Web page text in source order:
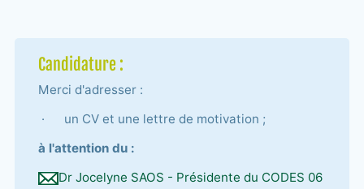
Candidature :
Merci d'adresser :
·
un CV et une lettre de motivation ;
à l'attention du :
Dr Jocelyne SAOS - Présidente du CODES 06